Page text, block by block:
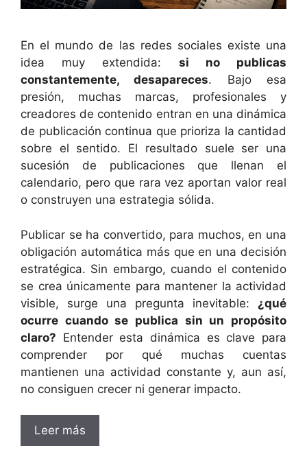
En el mundo de las redes sociales existe una
idea muy extendida: si no publicas
constantemente, desapareces. Bajo esa
presión, muchas marcas, profesionales y
creadores de contenido entran en una dinámica
de publicación continua que prioriza la cantidad
sobre el sentido. El resultado suele ser una
sucesión de publicaciones que llenan el
calendario, pero que rara vez aportan valor real
o construyen una estrategia sólida.
Publicar se ha convertido, para muchos, en una
obligación automática más que en una decisión
estratégica. Sin embargo, cuando el contenido
se crea únicamente para mantener la actividad
visible, surge una pregunta inevitable: ¿qué
ocurre cuando se publica sin un propósito
claro? Entender esta dinámica es clave para
comprender por qué muchas cuentas
mantienen una actividad constante y, aun así,
no consiguen crecer ni generar impacto.
Leer más